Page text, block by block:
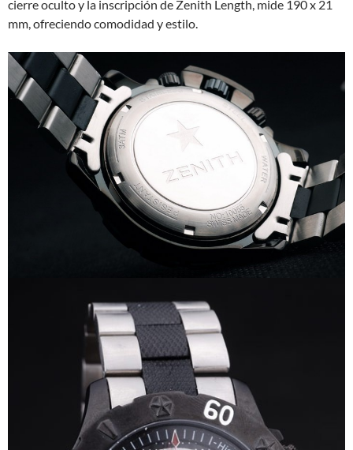
cierre oculto y la inscripción de Zenith Length, mide 190 x 21
mm, ofreciendo comodidad y estilo.